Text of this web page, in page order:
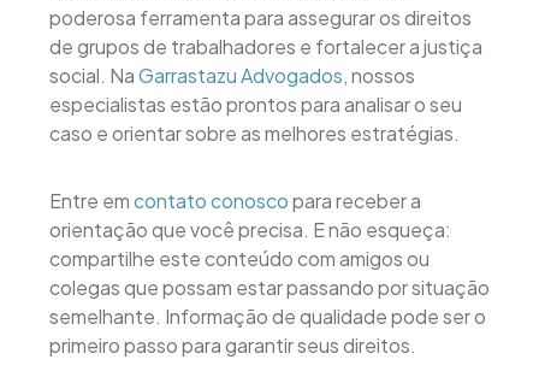
poderosa ferramenta para assegurar os direitos
de grupos de trabalhadores e fortalecer a justiça
social. NaGarrastazu Advogados, nossos
especialistas estão prontos para analisar o seu
caso e orientar sobre as melhores estratégias.
Entre emcontato conoscopara receber a
orientação que você precisa. E não esqueça:
compartilhe este conteúdo com amigos ou
colegas que possam estar passando por situação
semelhante. Informação de qualidade pode ser o
primeiro passo para garantir seus direitos.